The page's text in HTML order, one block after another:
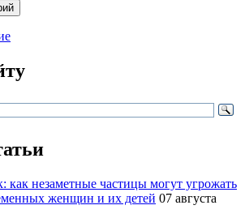
как незаметные частицы могут угрожать
женщин и их детей 07 августа